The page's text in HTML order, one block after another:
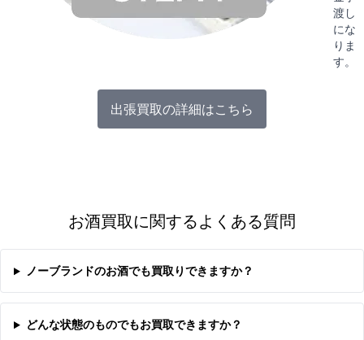
渡し
にな
りま
す。
出張買取の詳細はこちら
お酒買取に関するよくある質問
ノーブランドのお酒でも買取りできますか？
どんな状態のものでもお買取できますか？